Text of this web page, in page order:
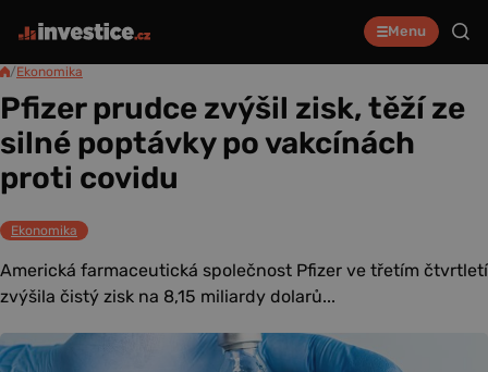
Menu
/Ekonomika
Pfizer prudce zvýšil zisk, těží ze
silné poptávky po vakcínách
proti covidu
Ekonomika
Americká farmaceutická společnost Pfizer ve třetím čtvrtletí
zvýšila čistý zisk na 8,15 miliardy dolarů...